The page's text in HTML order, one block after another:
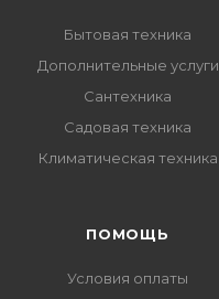
Бытовая техника
Дополнительные услуги
Сантехника
Садовая техника
Климатическая техника
ПОМОЩЬ
Условия оплаты